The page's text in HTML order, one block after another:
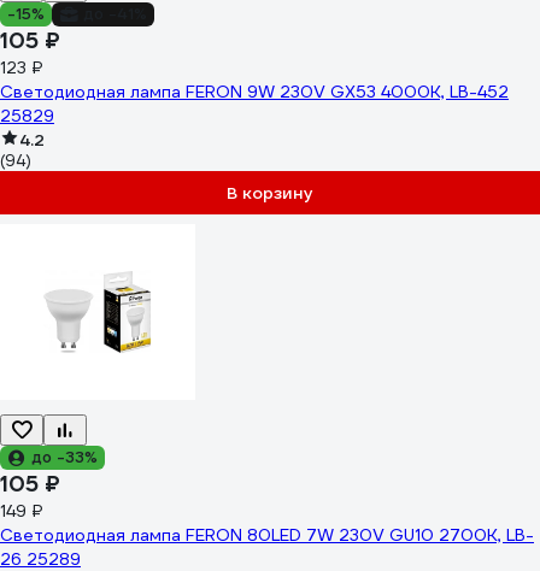
-15%
105 ₽
123 ₽
Светодиодная лампа FERON 9W 230V GX53 4000K, LB-452
25829
4.2
(94)
В корзину
до -33%
105 ₽
149 ₽
Светодиодная лампа FERON 80LED 7W 230V GU10 2700K, LB-
26 25289